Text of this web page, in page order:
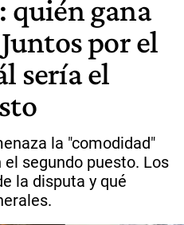
quién gana
por el
sería el
la "comodidad"
el segundo puesto. Los
la disputa y qué